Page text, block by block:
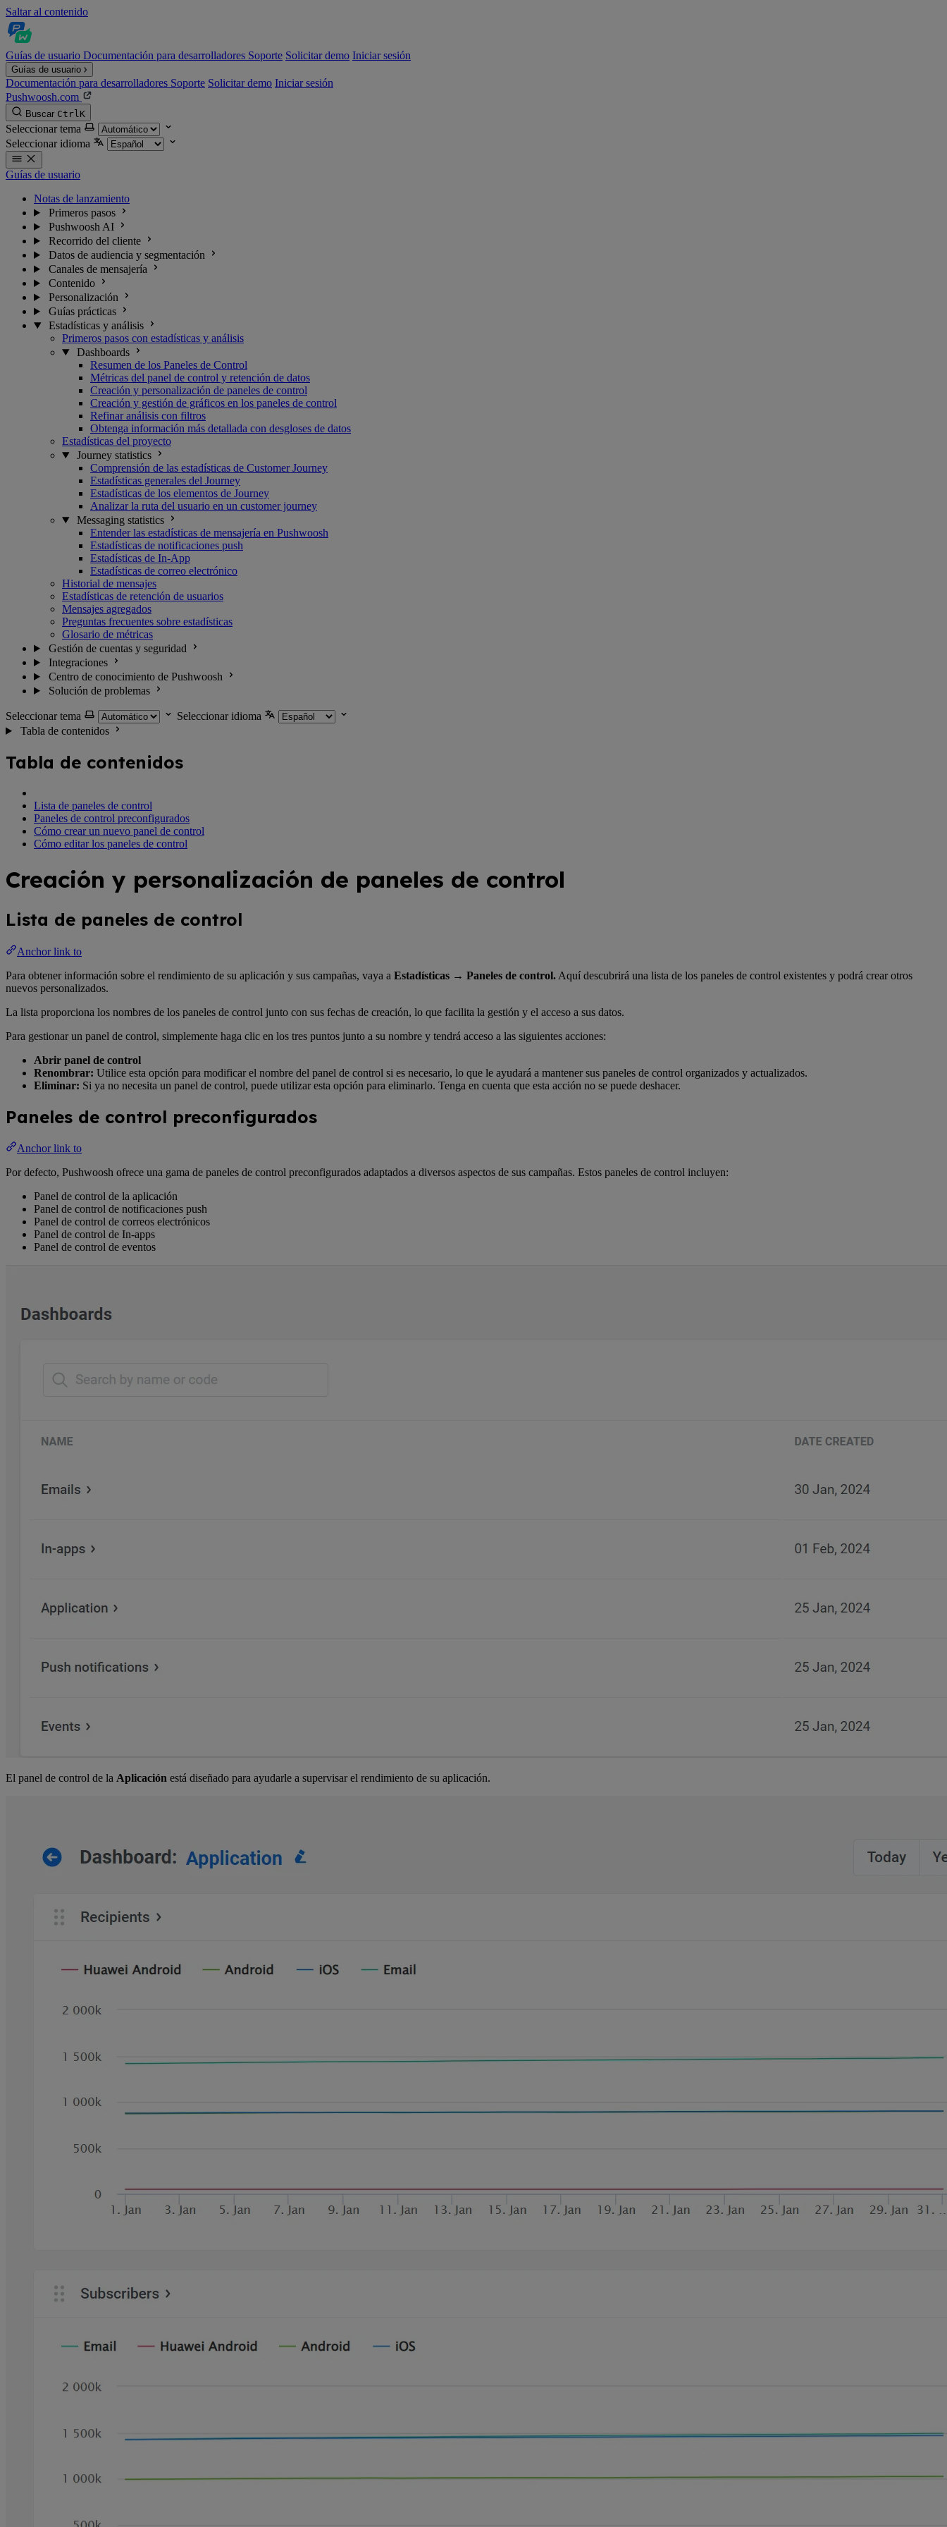
Saltar al contenido
Guías de usuario Documentación para desarrolladores Soporte Solicitar demo Iniciar sesión
Guías de usuario
Documentación para desarrolladores Soporte Solicitar demo Iniciar sesión
Pushwoosh.com
Buscar CtrlK
Seleccionar tema
Seleccionar idioma
Guías de usuario
Notas de lanzamiento
Primeros pasos
Pushwoosh AI
Recorrido del cliente
Datos de audiencia y segmentación
Canales de mensajería
Contenido
Personalización
Guías prácticas
Estadísticas y análisis
Primeros pasos con estadísticas y análisis
Dashboards
Resumen de los Paneles de Control
Métricas del panel de control y retención de datos
Creación y personalización de paneles de control
Creación y gestión de gráficos en los paneles de control
Refinar análisis con filtros
Obtenga información más detallada con desgloses de datos
Estadísticas del proyecto
Journey statistics
Comprensión de las estadísticas de Customer Journey
Estadísticas generales del Journey
Estadísticas de los elementos de Journey
Analizar la ruta del usuario en un customer journey
Messaging statistics
Entender las estadísticas de mensajería en Pushwoosh
Estadísticas de notificaciones push
Estadísticas de In-App
Estadísticas de correo electrónico
Historial de mensajes
Estadísticas de retención de usuarios
Mensajes agregados
Preguntas frecuentes sobre estadísticas
Glosario de métricas
Gestión de cuentas y seguridad
Integraciones
Centro de conocimiento de Pushwoosh
Solución de problemas
Seleccionar tema
Seleccionar idioma
Tabla de contenidos
Tabla de contenidos
Lista de paneles de control
Paneles de control preconfigurados
Cómo crear un nuevo panel de control
Cómo editar los paneles de control
Creación y personalización de paneles de control
Lista de paneles de control
Anchor link to
Para obtener información sobre el rendimiento de su aplicación y sus campañas, vaya a Estadísticas → Paneles de control. Aquí descubrirá una lista de los paneles de control existentes y podrá crear otros
nuevos personalizados.
La lista proporciona los nombres de los paneles de control junto con sus fechas de creación, lo que facilita la gestión y el acceso a sus datos.
Para gestionar un panel de control, simplemente haga clic en los tres puntos junto a su nombre y tendrá acceso a las siguientes acciones:
Abrir panel de control
Renombrar: Utilice esta opción para modificar el nombre del panel de control si es necesario, lo que le ayudará a mantener sus paneles de control organizados y actualizados.
Eliminar: Si ya no necesita un panel de control, puede utilizar esta opción para eliminarlo. Tenga en cuenta que esta acción no se puede deshacer.
Paneles de control preconfigurados
Anchor link to
Por defecto, Pushwoosh ofrece una gama de paneles de control preconfigurados adaptados a diversos aspectos de sus campañas. Estos paneles de control incluyen:
Panel de control de la aplicación
Panel de control de notificaciones push
Panel de control de correos electrónicos
Panel de control de In-apps
Panel de control de eventos
El panel de control de la Aplicación está diseñado para ayudarle a supervisar el rendimiento de su aplicación.